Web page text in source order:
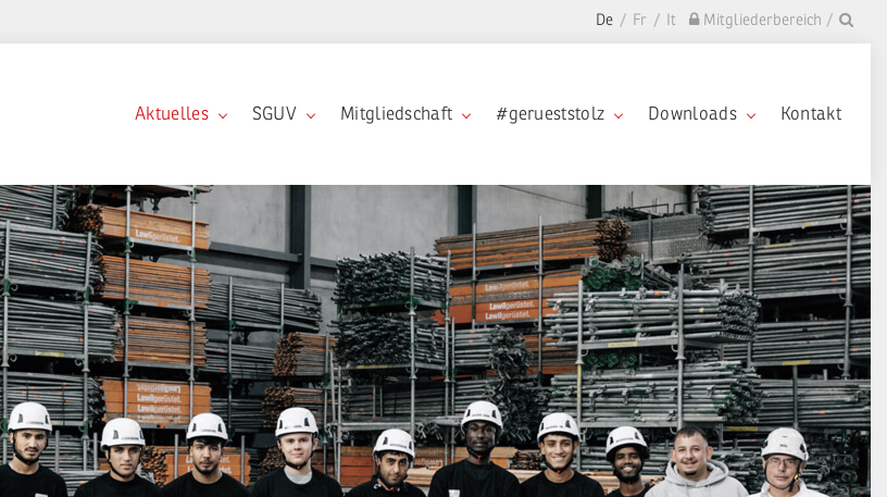
Mitgliederbereich
De Fr It
Aktuelles SGUV Mitgliedschaft #gerueststolz Downloads Kontakt